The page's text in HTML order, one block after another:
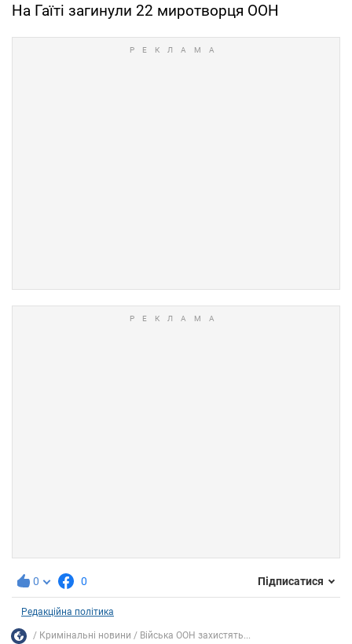
На Гаїті загинули 22 миротворця ООН
0 0 Підписатися
Редакційна політика
Кримінальні новини Війська ООН захистять...